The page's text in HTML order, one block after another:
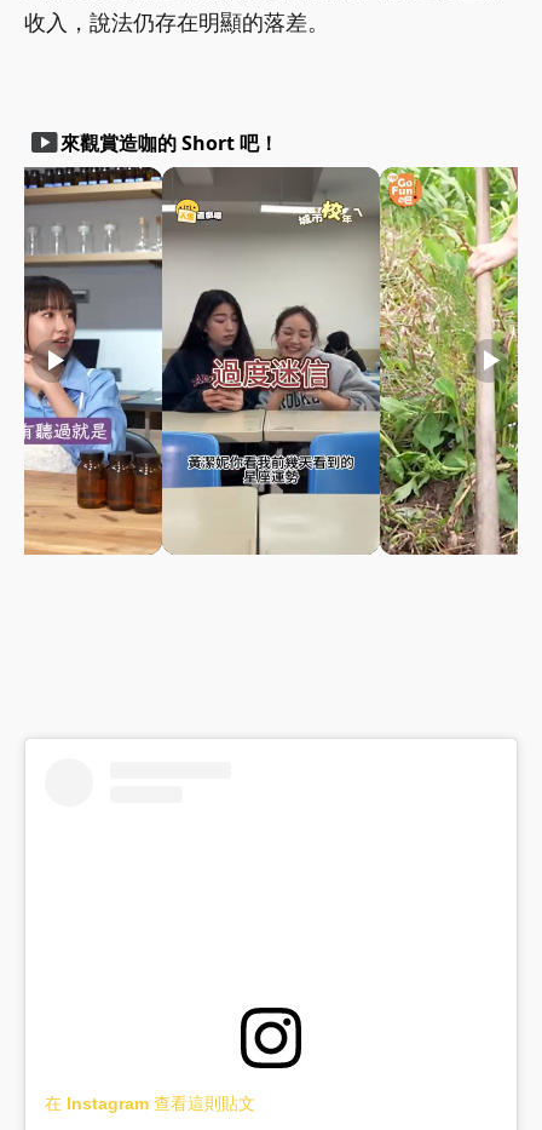
收入，說法仍存在明顯的落差。
smart_display來觀賞造咖的 Short 吧！
play_arrow play_arrow play_arrow
在 Instagram 查看這則貼文